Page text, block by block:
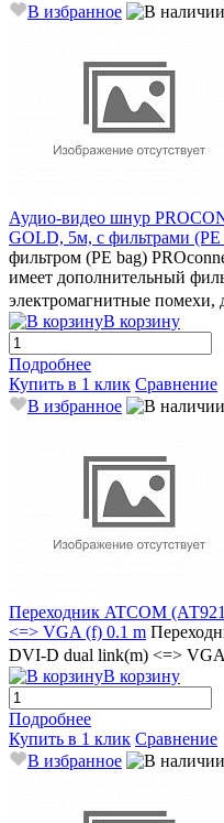
В избранное
Аудио-видео шнур
GOLD, 5м, с фильтрами
фильтром (PE bag)
имеет дополнительный
электромагнитные помехи,
В корзину
Подробнее
Купить в 1 клик Сравнение
В избранное
Переходник ATCOM
<=> VGA (f) 0.1 m
DVI-D dual link(m) <=>
В корзину
Подробнее
Купить в 1 клик Сравнение
В избранное